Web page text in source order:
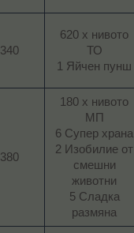
340
620 х нивото
ТО
1 Яйчен пунш​
380
180 х нивото
МП
6 Супер храна
2 Изобилие от
смешни
животни
5 Сладка
размяна​